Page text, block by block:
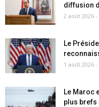
diffusion
2 août 2026
Le
1 août 2026
Le Maroc
plus brefs